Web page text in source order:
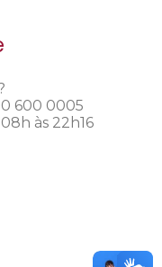
600 0005
às 22h16